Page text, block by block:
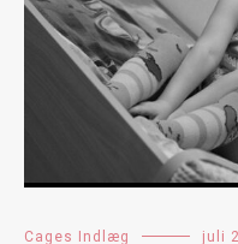
Cages Indlæg juli